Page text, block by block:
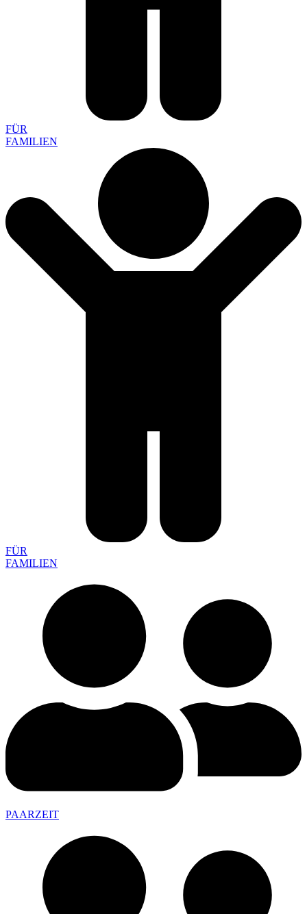
FÜR
FAMILIEN
FÜR
FAMILIEN
PAARZEIT